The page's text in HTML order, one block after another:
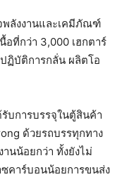
พลังงานและเคมีภัณฑ์
อที่กว่า 3,000 เฮกตาร์
ฏิบัติการกลั่น ผลิตโอ
บการบรรจุในตู้สินค้า
ด้วยรถบรรทุกทาง
นน้อยกว่า ทั้งยังไม่
คาร์บอนน้อยการขนส่ง